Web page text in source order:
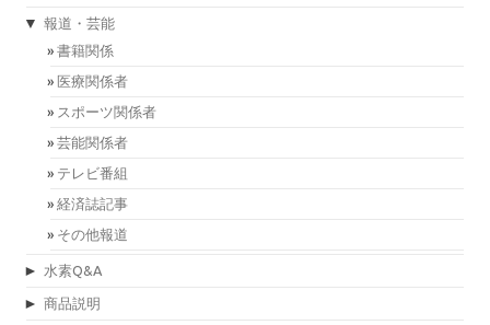
▼ 報道・芸能
書籍関係
医療関係者
スポーツ関係者
芸能関係者
テレビ番組
経済誌記事
その他報道
► 水素Q&A
► 商品説明